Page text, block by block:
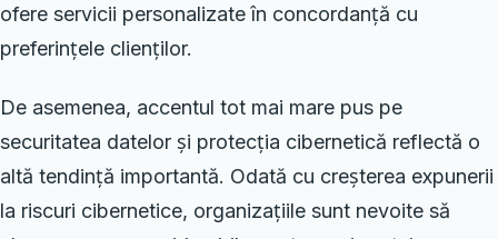
ofere servicii personalizate în concordanță cu
preferințele clienților.
De asemenea, accentul tot mai mare pus pe
securitatea datelor și protecția cibernetică reflectă o
altă tendință importantă. Odată cu creșterea expunerii
la riscuri cibernetice, organizațiile sunt nevoite să